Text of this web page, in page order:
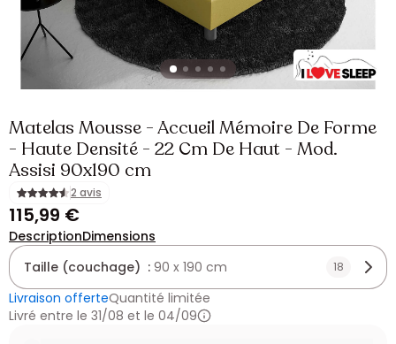
Matelas Mousse - Accueil Mémoire De Forme
- Haute Densité - 22 Cm De Haut - Mod.
Assisi 90x190 cm
2 avis
115,99 €
DescriptionDimensions
Taille (couchage) : 90 x 190 cm 18
Livraison offerteQuantité limitée
Livré entre le 31/08 et le 04/09